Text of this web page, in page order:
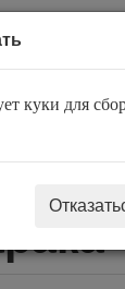
куки для